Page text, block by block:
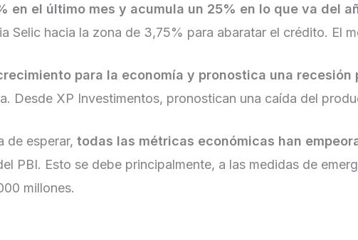
en el último mes y acumula un 25% en lo que va del
Selic hacia la zona de 3,75% para abaratar el crédito. El
para la economía y pronostica una recesión
Desde XP Investimentos, pronostican una caída del
de esperar, todas las métricas económicas han
PBI. Esto se debe principalmente, a las medidas de
millones.